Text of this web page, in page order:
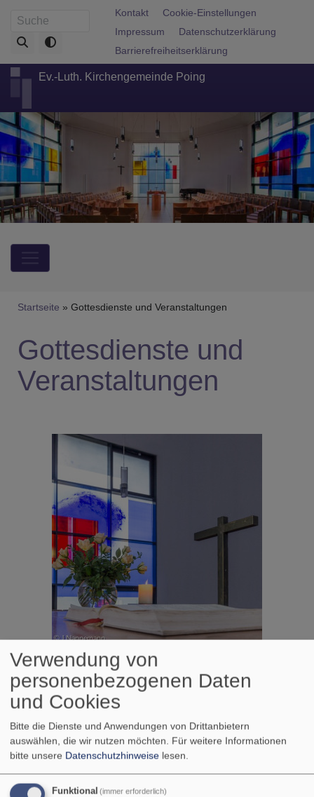
zum
Inhalt
Suche Fußbereichsmenü
Kontakt
Cookie-Einstellungen
Impressum
Datenschutzerklärung
Barrierefreiheitserklärung
Ev.-Luth. Kirchengemeinde Poing
Breadcrumb
Startseite Gottesdienste und Veranstaltungen
Gottesdienste und
Veranstaltungen
Verwendung von
personenbezogenen Daten
und Cookies
Bitte die Dienste und Anwendungen von Drittanbietern
auswählen, die wir nutzen möchten. Für weitere Informationen
bitte unsere Datenschutzhinweise lesen.
Funktional (immer erforderlich)